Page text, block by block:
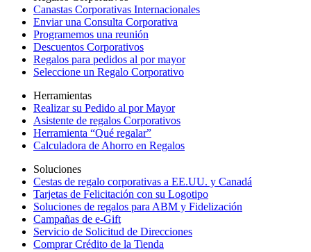
Canastas Corporativas Internacionales
Enviar una Consulta Corporativa
Programemos una reunión
Descuentos Corporativos
Regalos para pedidos al por mayor
Seleccione un Regalo Corporativo
Herramientas
Realizar su Pedido al por Mayor
Asistente de regalos Corporativos
Herramienta “Qué regalar”
Calculadora de Ahorro en Regalos
Soluciones
Cestas de regalo corporativas a EE.UU. y Canadá
Tarjetas de Felicitación con su Logotipo
Soluciones de regalos para ABM y Fidelización
Campañas de e-Gift
Servicio de Solicitud de Direcciones
Comprar Crédito de la Tienda